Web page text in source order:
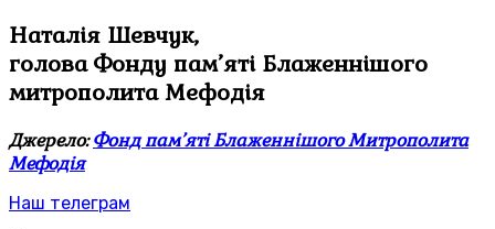
Наталія Шевчук,
голова Фонду пам’яті Блаженнішого
митрополита Мефодія
Джерело:Фонд пам’яті Блаженнішого Митрополита
Мефодія
Наш телеграм